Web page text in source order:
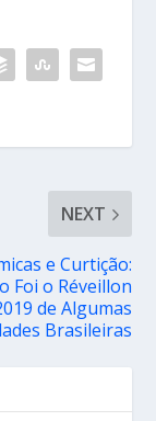
NEXT
e Curtição:
Foi o Réveillon
de Algumas
Brasileiras